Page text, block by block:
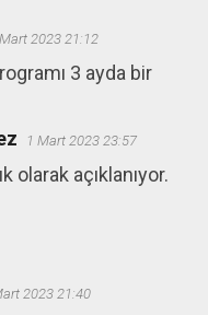
2023 21:12
3 ayda bir
1 Mart 2023 23:57
olarak açıklanıyor.
2023 21:40